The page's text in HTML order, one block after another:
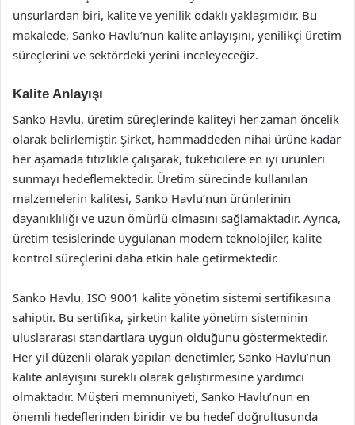
unsurlardan biri, kalite ve yenilik odaklı yaklaşımıdır. Bu
makalede, Sanko Havlu’nun kalite anlayışını, yenilikçi üretim
süreçlerini ve sektördeki yerini inceleyeceğiz.
Kalite Anlayışı
Sanko Havlu, üretim süreçlerinde kaliteyi her zaman öncelik
olarak belirlemiştir. Şirket, hammaddeden nihai ürüne kadar
her aşamada titizlikle çalışarak, tüketicilere en iyi ürünleri
sunmayı hedeflemektedir. Üretim sürecinde kullanılan
malzemelerin kalitesi, Sanko Havlu’nun ürünlerinin
dayanıklılığı ve uzun ömürlü olmasını sağlamaktadır. Ayrıca,
üretim tesislerinde uygulanan modern teknolojiler, kalite
kontrol süreçlerini daha etkin hale getirmektedir.
Sanko Havlu, ISO 9001 kalite yönetim sistemi sertifikasına
sahiptir. Bu sertifika, şirketin kalite yönetim sisteminin
uluslararası standartlara uygun olduğunu göstermektedir.
Her yıl düzenli olarak yapılan denetimler, Sanko Havlu’nun
kalite anlayışını sürekli olarak geliştirmesine yardımcı
olmaktadır. Müşteri memnuniyeti, Sanko Havlu’nun en
önemli hedeflerinden biridir ve bu hedef doğrultusunda